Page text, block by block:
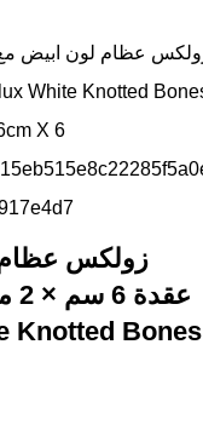
زولكس
Knotted Bones